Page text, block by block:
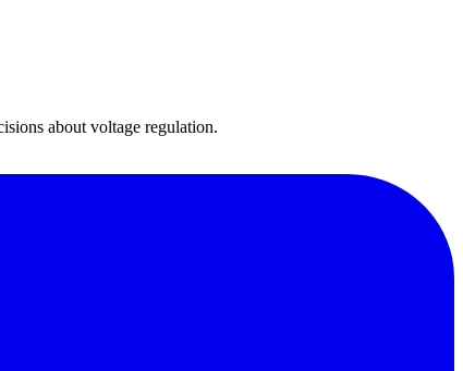
about voltage regulation.